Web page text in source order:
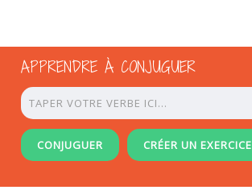
APPRENDRE À CONJUGUER
CONJUGUER CRÉER UN EXERCICE